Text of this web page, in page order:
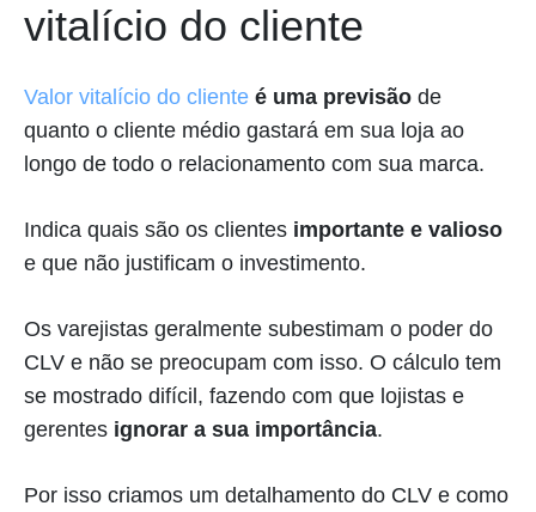
vitalício do cliente
Valor vitalício do cliente é uma previsão de
quanto o cliente médio gastará em sua loja ao
longo de todo o relacionamento com sua marca.
Indica quais são os clientes importante e valioso
e que não justificam o investimento.
Os varejistas geralmente subestimam o poder do
CLV e não se preocupam com isso. O cálculo tem
se mostrado difícil, fazendo com que lojistas e
gerentes ignorar a sua importância.
Por isso criamos um detalhamento do CLV e como